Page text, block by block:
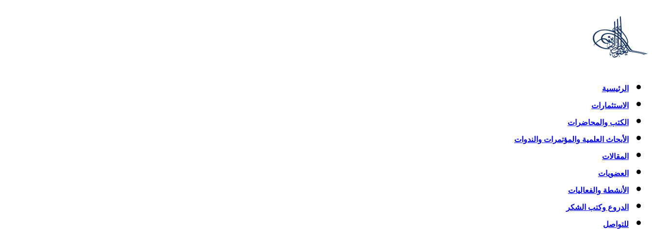
الرئيسية
الاستثمارات
الكتب والمحاضرات
الأبحاث العلمية والمؤتمرات والندوات
المقالات
العضويات
الأنشطة والفعاليات
الدروع وكتب الشكر
للتواصل